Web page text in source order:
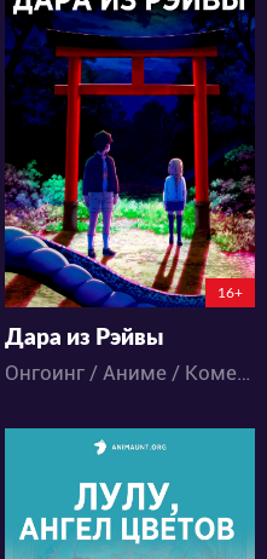
15683
25 8
6:20:12:8
16+
Дара из Рэйвы
Онгоинг / Аниме / Комедия